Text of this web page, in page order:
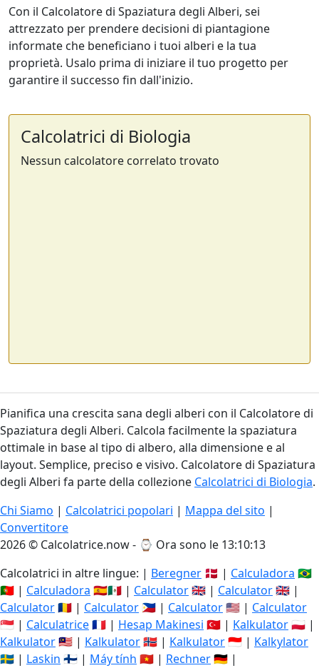
Con il Calcolatore di Spaziatura degli Alberi, sei
attrezzato per prendere decisioni di piantagione
informate che beneficiano i tuoi alberi e la tua
proprietà. Usalo prima di iniziare il tuo progetto per
garantire il successo fin dall'inizio.
Calcolatrici di Biologia
Nessun calcolatore correlato trovato
Pianifica una crescita sana degli alberi con il Calcolatore di
Spaziatura degli Alberi. Calcola facilmente la spaziatura
ottimale in base al tipo di albero, alla dimensione e al
layout. Semplice, preciso e visivo. Calcolatore di Spaziatura
degli Alberi fa parte della collezione Calcolatrici di Biologia.
Chi Siamo | Calcolatrici popolari | Mappa del sito |
Convertitore
2026 © Calcolatrice.now - ⌚ Ora sono le 13:10:14
Calcolatrici in altre lingue: | Beregner 🇩🇰 | Calculadora 🇧🇷
🇵🇹 | Calculadora 🇪🇸🇲🇽 | Calculator🇬🇧 | Calculator🇬🇧 |
Calculator🇷🇴 | Calculator 🇵🇭 | Calculator🇺🇸 | Calculator
🇸🇬 | Calculatrice🇫🇷 | Hesap Makinesi 🇹🇷 | Kalkulator🇵🇱 |
Kalkulator🇲🇾 | Kalkulator🇳🇴 | Kalkulator🇮🇩 | Kalkylator
🇸🇪 | Laskin 🇫🇮 | Máy tính 🇻🇳 | Rechner🇩🇪 |